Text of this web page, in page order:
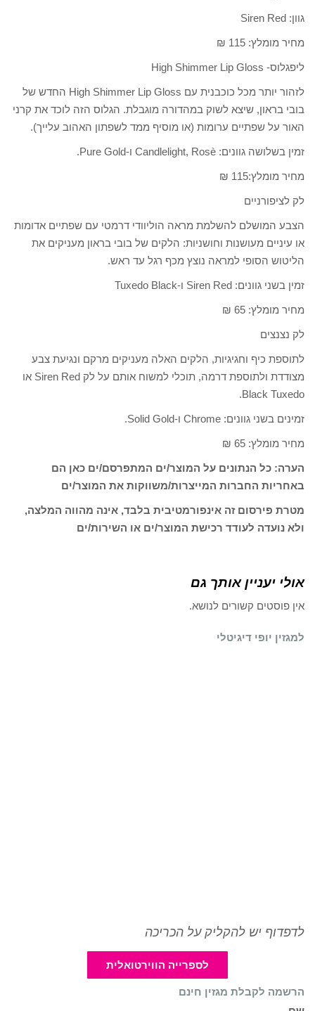
גוון: Siren Red
מחיר מומלץ: 115 ₪
ליפגלוס- High Shimmer Lip Gloss
לזהור יותר מכל כוכבנית עם High Shimmer Lip Gloss החדש של
בובי בראון, שיצא לשוק במהדורה מוגבלת. הגלוס הזה לוכד את קרני
האור על שפתיים ערומות (או מוסיף ממד לשפתון האהוב עלייך).
זמין בשלושה גוונים: Candlelight, Rosè ו-Pure Gold.
מחיר מומלץ:115 ₪
לק לציפורניים
הצבע המושלם להשלמת מראה הוליוודי דרמטי עם שפתיים אדומות
או עיניים מעושנות וחושניות: הלקים של בובי בראון מעניקים את
הליטוש הסופי למראה נוצץ מכף רגל עד ראש.
זמין בשני גוונים: Siren Red ו-Tuxedo Black
מחיר מומלץ: 65 ₪
לק נצנצים
לתוספת כיף וחגיגיות, הלקים האלה מעניקים מרקם ונגיעת צבע
מצודדת ולתוספת דרמה, תוכלי למשוח אותם על לק Siren Red או
Black Tuxedo.
זמינים בשני גוונים: Chrome ו-Solid Gold.
מחיר מומלץ: 65 ₪
הערה: כל הנתונים על המוצר/ים המתפרסם/ים כאן הם
באחריות החברות המייצרות/משווקות את המוצר/ים
מטרת פירסום זה אינפורמטיבית בלבד, אינה מהווה המלצה,
ולא נועדה לעודד רכישת המוצר/ים או השירות/ים
אולי יעניין אותך גם
אין פוסטים קשורים לנושא.
למגזין יופי דיגיטלי
לדפדוף יש להקליק על הכריכה
לספרייה הווירטואלית
הרשמה לקבלת מגזין חינם